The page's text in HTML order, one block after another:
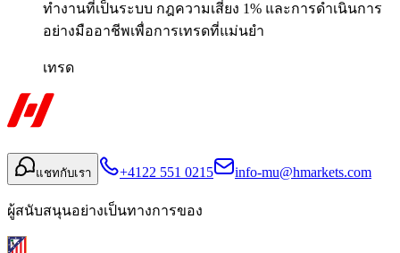
ทำงานที่เป็นระบบ กฎความเสี่ยง 1% และการดำเนินการ
อย่างมืออาชีพเพื่อการเทรดที่แม่นยำ
เทรด
แชทกับเรา +4122 551 0215 info-mu@hmarkets.com
ผู้สนับสนุนอย่างเป็นทางการของ